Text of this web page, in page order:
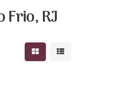
Frio, RJ
Mostrar resultados
Mostrar